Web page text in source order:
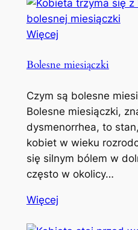
Więcej
Bolesne miesiączki
Czym są bolesne
Bolesne miesiączki,
dysmenorrhea, to
kobiet w wieku
się silnym bólem w
często w okolicy…
Więcej